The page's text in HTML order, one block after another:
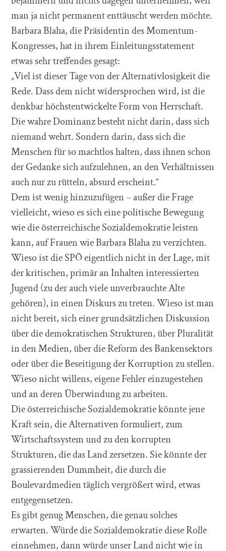
man ja nicht permanent enttäuscht werden möchte.
Barbara Blaha, die Präsidentin des Momentum-
Kongresses, hat in ihrem Einleitungsstatement
etwas sehr treffendes gesagt:
„Viel ist dieser Tage von der Alternativlosigkeit die
Rede. Dass dem nicht widersprochen wird, ist die
denkbar höchstentwickelte Form von Herrschaft.
Die wahre Dominanz besteht nicht darin, dass sich
niemand wehrt. Sondern darin, dass sich die
Menschen für so machtlos halten, dass ihnen schon
der Gedanke sich aufzulehnen, an den Verhältnissen
auch nur zu rütteln, absurd erscheint.“
Dem ist wenig hinzuzufügen – außer die Frage
vielleicht, wieso es sich eine politische Bewegung
wie die österreichische Sozialdemokratie leisten
kann, auf Frauen wie Barbara Blaha zu verzichten.
Wieso ist die SPÖ eigentlich nicht in der Lage, mit
der kritischen, primär an Inhalten interessierten
Jugend (zu der auch viele unverbrauchte Alte
gehören), in einen Diskurs zu treten. Wieso ist man
nicht bereit, sich einer grundsätzlichen Diskussion
über die demokratischen Strukturen, über Pluralität
in den Medien, über die Reform des Bankensektors
oder über die Beseitigung der Korruption zu stellen.
Wieso nicht willens, eigene Fehler einzugestehen
und an deren Überwindung zu arbeiten.
Die österreichische Sozialdemokratie könnte jene
Kraft sein, die Alternativen formuliert, zum
Wirtschaftssystem und zu den korrupten
Strukturen, die das Land zersetzen. Sie könnte der
grassierenden Dummheit, die durch die
Boulevardmedien täglich vergrößert wird, etwas
entgegensetzen.
Es gibt genug Menschen, die genau solches
erwarten. Würde die Sozialdemokratie diese Rolle
einnehmen, dann würde unser Land nicht wie in